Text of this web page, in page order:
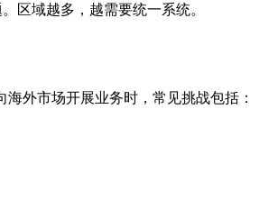
区域越多，越需要统一系统。
外市场开展业务时，常见挑战包括：